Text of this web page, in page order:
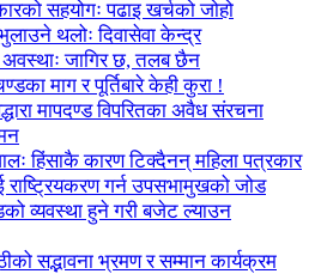
सहयोगः पढाइ खर्चको जोहो
थलोः दिवासेवा केन्द्र
जागिर छ, तलब छैन
माग र पूर्तिबारे केही कुरा !
मापदण्ड विपरितका अवैध संरचना
हिंसाकै कारण टिक्दैनन् महिला पत्रकार
राष्ट्रियकरण गर्न उपसभामुखको जोड
व्यवस्था हुने गरी बजेट ल्याउन
सद्भावना भ्रमण र सम्मान कार्यक्रम